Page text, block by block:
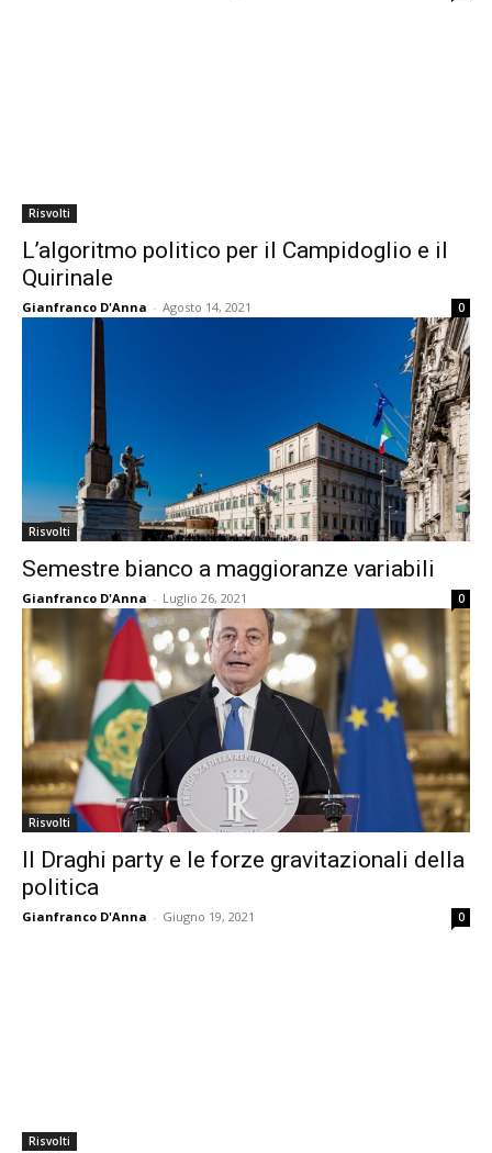
Risvolti
L’algoritmo politico per il Campidoglio e il
Quirinale
Gianfranco D'Anna - Agosto 14, 2021 0
Risvolti
Semestre bianco a maggioranze variabili
Gianfranco D'Anna - Luglio 26, 2021 0
Risvolti
Il Draghi party e le forze gravitazionali della
politica
Gianfranco D'Anna - Giugno 19, 2021 0
Risvolti